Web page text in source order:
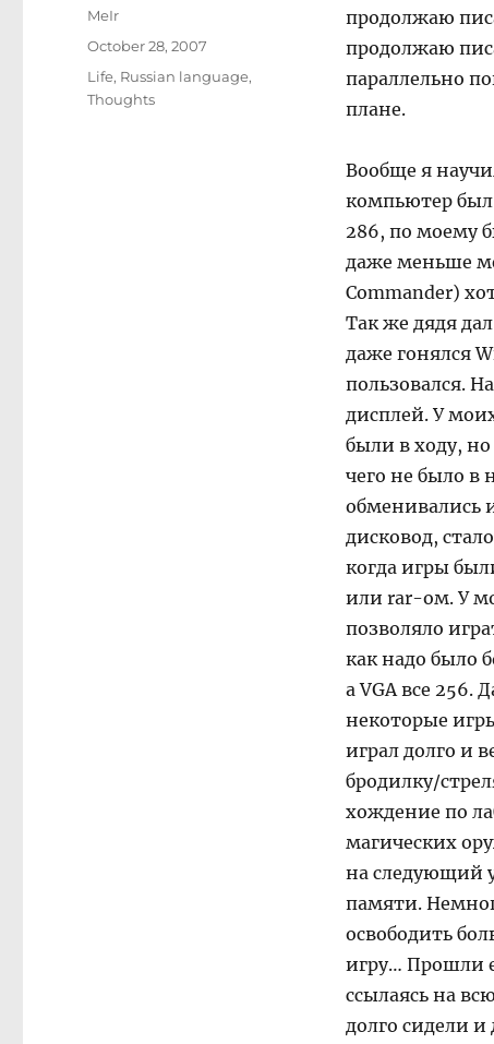
продолжаю
продолжаю
параллельно
плане.
Вообще я
компьютер
286, по моему
даже меньше
Commander)
Так же дядя
даже гонялся
пользовался.
дисплей. У
были в ходу,
чего не было
обменивались
дисковод,
когда игры
или rar-ом. У
позволяло
как надо было
а VGA все 256.
некоторые
играл долго и
бродилку/
хождение по
магических
на следующий
памяти.
освободить
игру… Прошли
ссылаясь на
долго сидели
Author
MeIr
Posted
on
October 28, 2007
Categories
Life, Russian language,
Thoughts